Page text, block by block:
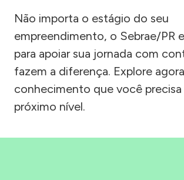
Não importa o estágio do seu
empreendimento, o Sebrae/PR
para apoiar sua jornada com
fazem a diferença. Explore
conhecimento que você precisa
próximo nível.